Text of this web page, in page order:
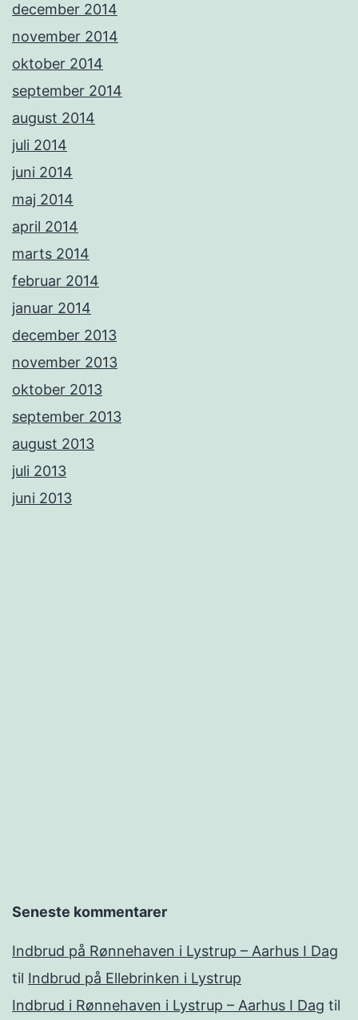
december 2014
november 2014
oktober 2014
september 2014
august 2014
juli 2014
juni 2014
maj 2014
april 2014
marts 2014
februar 2014
januar 2014
december 2013
november 2013
oktober 2013
september 2013
august 2013
juli 2013
juni 2013
Seneste kommentarer
Indbrud på Rønnehaven i Lystrup – Aarhus I Dag
til Indbrud på Ellebrinken i Lystrup
Indbrud i Rønnehaven i Lystrup – Aarhus I Dag til